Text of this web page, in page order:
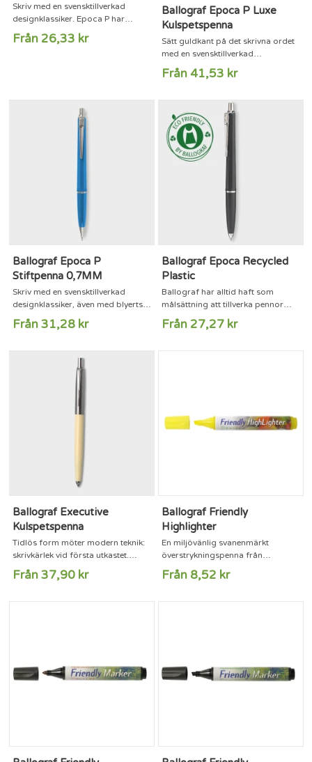
Skriv med en svensktillverkad
designklassiker. Epoca P har
funnits sedan 1961 och är
fortfarande en storsäljare både
MediumBläckfärg: BlåBallograf
Epoca P finns i mängder av färger
och stilar, vilken blir din favorit?
Matcha gärna med...
Från 26,33 kr
Ballograf Epoca P Luxe
Kulspetspenna
Sätt guldkant på det skrivna ordet
med en svensktillverkad
designklassiker. Ballograf Epoca
Luxe har förgyllda detaljer som
extra.Spets: MediumBläckfärg:
BlåEpoca har funnits sedan 1961
och är fortfarande en storsäljare
både här i Sverige och utomlands.
Dels tack vare sin fina funktion men
kanske framförallt för den...
Från 41,53 kr
Ballograf Epoca P
Stiftpenna 0,7MM
Skriv med en svensktillverkad
designklassiker, även med blyerts.
Ballograf Epoca har funnits sedan
1961 och är fortfarande en
funktion men kanske framförallt
för den sköna skrivkänslan.Epoca
P Pencil finns i massor av olika
färger, och matchar förstås sin
kulspetskollega perfekt. En...
Från 31,28 kr
Ballograf Epoca Recycled
Plastic
Ballograf har alltid haft som
målsättning att tillverka pennor
med hög kvalitet men samtidigt
minska påverkan på miljön. Pennan
princip ensam i sitt slag när det
kommer...
Från 27,27 kr
Ballograf Executive
Kulspetspenna
Tidlös form möter modern teknik:
skrivkärlek vid första utkastet.
Ballograf Executive är inget mindre
än en uppdaterad version av vår
dessutom fint i handen...
Från 37,90 kr
Ballograf Friendly
Highlighter
En miljövänlig svanenmärkt
överstrykningspenna från
Ballograf. Pennorna tillverkas i
Filipstad med en metod som
av plast eller metall, men med
mycket mindre påfrestning...
Från 8,52 kr